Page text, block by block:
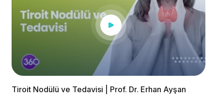
Tiroit Nodülü ve Tedavisi | Prof. Dr. Erhan Ayşan